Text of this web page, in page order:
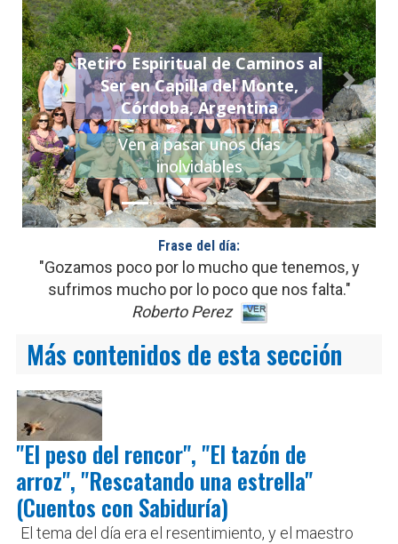
Retiro Espiritual de Caminos al
Ser en Capilla del Monte,
Córdoba, Argentina
Ven a pasar unos días
inolvidables
Previo
Frase del día:
"Gozamos poco por lo mucho que tenemos, y
sufrimos mucho por lo poco que nos falta."
Roberto Perez
Más contenidos de esta sección
"El peso del rencor", "El tazón de
arroz", "Rescatando una estrella"
(Cuentos con Sabiduría)
El tema del día era el resentimiento, y el maestro